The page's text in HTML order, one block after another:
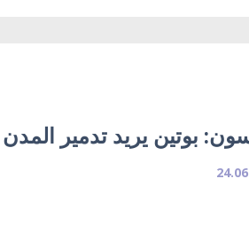
بوتين يريد تدمير المدن